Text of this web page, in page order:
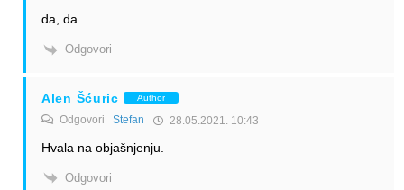
da, da…
Odgovori
Alen Šćuric Author
Odgovori Stefan 28.05.2021. 10:43
Hvala na objašnjenju.
Odgovori